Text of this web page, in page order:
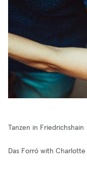
Tanzen in Friedrichshain
Das Forró with